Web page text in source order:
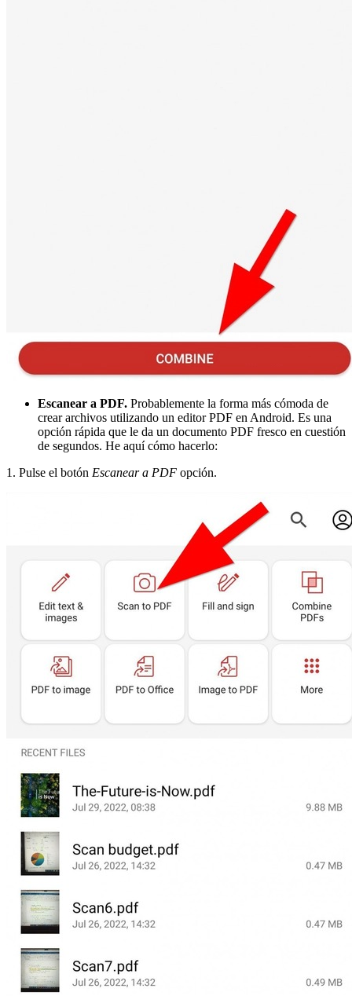
Escanear a PDF. Probablemente la forma más cómoda de
crear archivos utilizando un editor PDF en Android. Es una
opción rápida que le da un documento PDF fresco en cuestión
de segundos. He aquí cómo hacerlo:
1. Pulse el botón Escanear a PDF opción.